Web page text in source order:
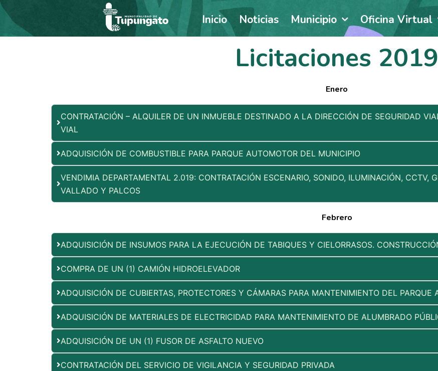
Ir
contenido
Inicio Noticias Municipio Oficina Virtual
Licitaciones 2019
Enero
CONTRATACIÓN – ALQUILER DE UN INMUEBLE DESTINADO A LA DIRECCIÓN DE SEGURIDAD
VIAL
ADQUISICIÓN DE COMBUSTIBLE PARA PARQUE AUTOMOTOR DEL MUNICIPIO
VENDIMIA DEPARTAMENTAL 2.019: CONTRATACIÓN ESCENARIO, SONIDO, ILUMINACIÓN, CCTV,
VALLADO Y PALCOS
Febrero
ADQUISICIÓN DE INSUMOS PARA LA EJECUCIÓN DE TABIQUES Y CIELORRASOS.
COMPRA DE UN (1) CAMIÓN HIDROELEVADOR
ADQUISICIÓN DE CUBIERTAS, PROTECTORES Y CÁMARAS PARA MANTENIMIENTO DEL PARQUE
ADQUISICIÓN DE MATERIALES DE ELECTRICIDAD PARA MANTENIMIENTO DE ALUMBRADO
ADQUISICIÓN DE UN (1) FUSOR DE ASFALTO NUEVO
CONTRATACIÓN DEL SERVICIO DE VIGILANCIA Y SEGURIDAD PRIVADA